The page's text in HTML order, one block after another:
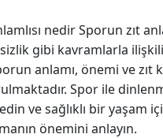
nedir Sporun zıt
gibi kavramlarla
anlamı, önemi ve zıt
Spor ile
ve sağlıklı bir yaşam
önemini anlayın.